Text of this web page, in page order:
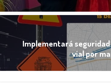
Implementará
vial por